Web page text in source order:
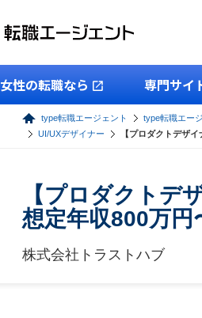
女性の転職なら 専門サイ
type転職エージェント type転職エー
UI/UXデザイナー
【プロダクトデザ
【プロダクトデ
想定年収800万円
株式会社トラストハブ